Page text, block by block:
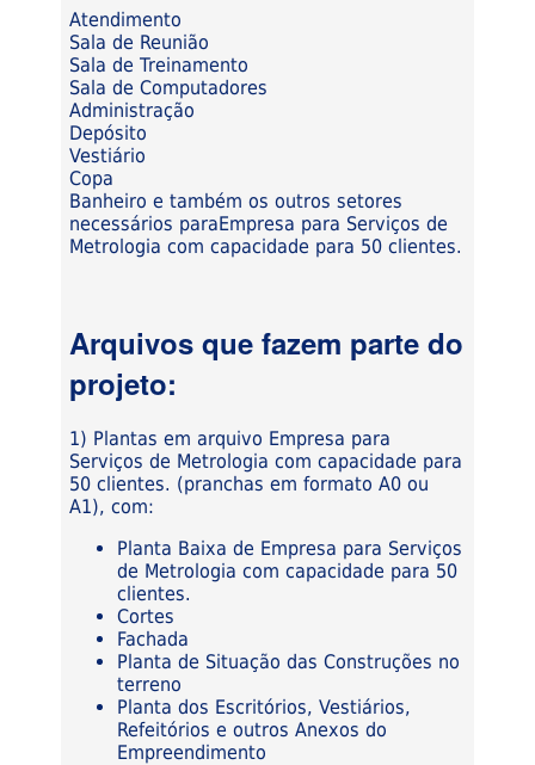
Atendimento
Sala de Reunião
Sala de Treinamento
Sala de Computadores
Administração
Depósito
Vestiário
Copa
Banheiro e também os outros setores
necessários paraEmpresa para Serviços de
Metrologia com capacidade para 50 clientes.
Arquivos que fazem parte do
projeto:
1) Plantas em arquivo Empresa para
Serviços de Metrologia com capacidade para
50 clientes. (pranchas em formato A0 ou
A1), com:
Planta Baixa de Empresa para Serviços
de Metrologia com capacidade para 50
clientes.
Cortes
Fachada
Planta de Situação das Construções no
terreno
Planta dos Escritórios, Vestiários,
Refeitórios e outros Anexos do
Empreendimento